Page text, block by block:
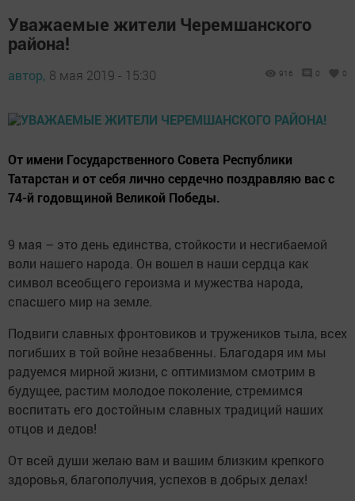
Уважаемые жители Черемшанского
района!
автор, 8 мая 2019 - 15:30 916 0 0
От имени Государственного Совета Республики
Татарстан и от себя лично сердечно поздравляю вас с
74-й годовщиной Великой Победы.
9 мая – это день единства, стойкости и несгибаемой
воли нашего народа. Он вошел в наши сердца как
символ всеобщего героизма и мужества народа,
спасшего мир на земле.
Подвиги славных фронтовиков и тружеников тыла, всех
погибших в той войне незабвенны. Благодаря им мы
радуемся мирной жизни, с оптимизмом смотрим в
будущее, растим молодое поколение, стремимся
воспитать его достойным славных традиций наших
отцов и дедов!
От всей души желаю вам и вашим близким крепкого
здоровья, благополучия, успехов в добрых делах!